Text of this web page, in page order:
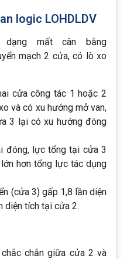
logic LOHDLDV
dạng mất cân bằng
mạch 2 cửa, có lò xo
cửa công tác 1 hoặc 2
và có xu hướng mở van,
3 lại có xu hướng đóng
đóng, lực tổng tại cửa 3
hơn tổng lực tác dụng
(cửa 3) gấp 1,8 lần diện
diện tích tại cửa 2.
chắn giữa cửa 2 và